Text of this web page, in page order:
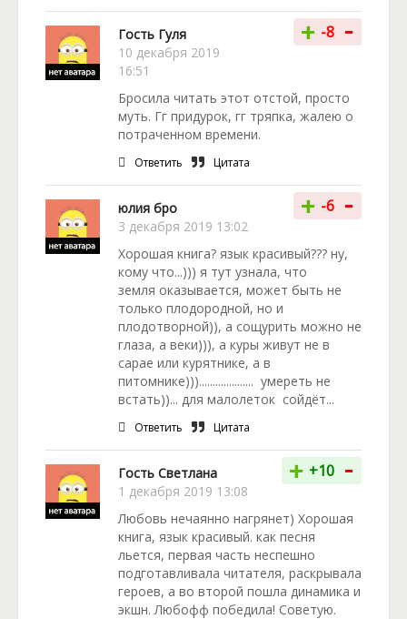
Гость Гуля
10 декабря 2019
16:51
+ -8 -
Бросила читать этот отстой, просто
муть. Гг придурок, гг тряпка, жалею о
потраченном времени.
Ответить Цитата
юлия бро
3 декабря 2019 13:02
+ -6 -
Хорошая книга? язык красивый??? ну,
кому что...))) я тут узнала, что
земля оказывается, может быть не
только плодородной, но и
плодотворной)), а сощурить можно не
глаза, а веки))), а куры живут не в
сарае или курятнике, а в
питомнике))).................... умереть не
встать))... для малолеток сойдёт...
Ответить Цитата
Гость Светлана
1 декабря 2019 13:08
+ +10 -
Любовь нечаянно нагрянет) Хорошая
книга, язык красивый. как песня
льется, первая часть неспешно
подготавливала читателя, раскрывала
героев, а во второй пошла динамика и
экшн. Любофф победила! Советую.